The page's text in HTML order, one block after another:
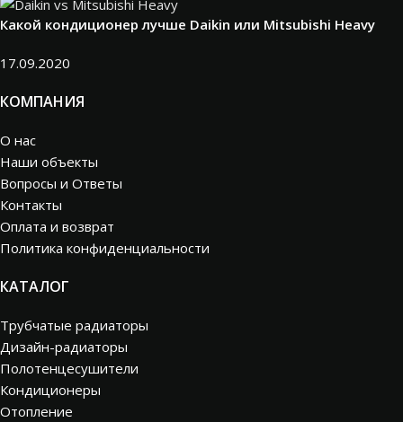
Какой кондиционер лучше Daikin или Mitsubishi Heavy
17.09.2020
КОМПАНИЯ
О нас
Наши объекты
Вопросы и Ответы
Контакты
Оплата и возврат
Политика конфиденциальности
КАТАЛОГ
Трубчатые радиаторы
Дизайн-радиаторы
Полотенцесушители
Кондиционеры
Отопление